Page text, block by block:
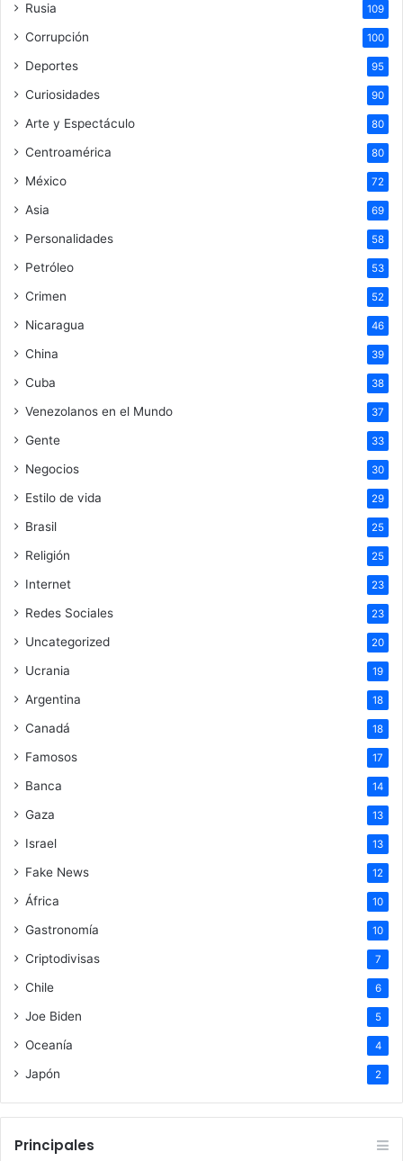
Rusia 109
Corrupción 100
Deportes 95
Curiosidades 90
Arte y Espectáculo 80
Centroamérica 80
México 72
Asia 69
Personalidades 58
Petróleo 53
Crimen 52
Nicaragua 46
China 39
Cuba 38
Venezolanos en el Mundo 37
Gente 33
Negocios 30
Estilo de vida 29
Brasil 25
Religión 25
Internet 23
Redes Sociales 23
Uncategorized 20
Ucrania 19
Argentina 18
Canadá 18
Famosos 17
Banca 14
Gaza 13
Israel 13
Fake News 12
África 10
Gastronomía 10
Criptodivisas 7
Chile 6
Joe Biden 5
Oceanía 4
Japón 2
Principales